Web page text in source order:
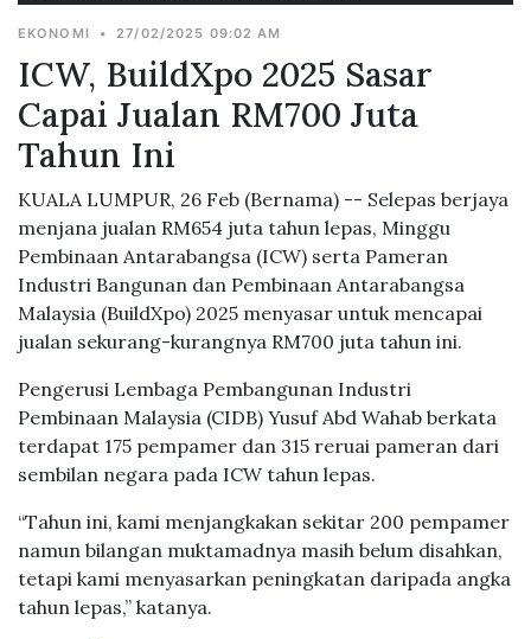
EKONOMI • 27/02/2025 09:02 AM
ICW, BuildXpo 2025 Sasar
Capai Jualan RM700 Juta
Tahun Ini
KUALA LUMPUR, 26 Feb (Bernama) -- Selepas berjaya
menjana jualan RM654 juta tahun lepas, Minggu
Pembinaan Antarabangsa (ICW) serta Pameran
Industri Bangunan dan Pembinaan Antarabangsa
Malaysia (BuildXpo) 2025 menyasar untuk mencapai
jualan sekurang-kurangnya RM700 juta tahun ini.
Pengerusi Lembaga Pembangunan Industri
Pembinaan Malaysia (CIDB) Yusuf Abd Wahab berkata
terdapat 175 pempamer dan 315 reruai pameran dari
sembilan negara pada ICW tahun lepas.
“Tahun ini, kami menjangkakan sekitar 200 pempamer
namun bilangan muktamadnya masih belum disahkan,
tetapi kami menyasarkan peningkatan daripada angka
tahun lepas,” katanya.